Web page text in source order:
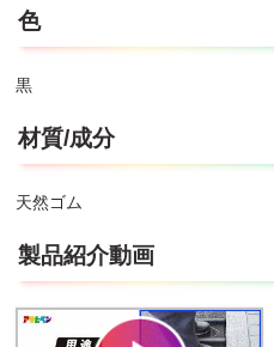
色
黒
材質/成分
天然ゴム
製品紹介動画